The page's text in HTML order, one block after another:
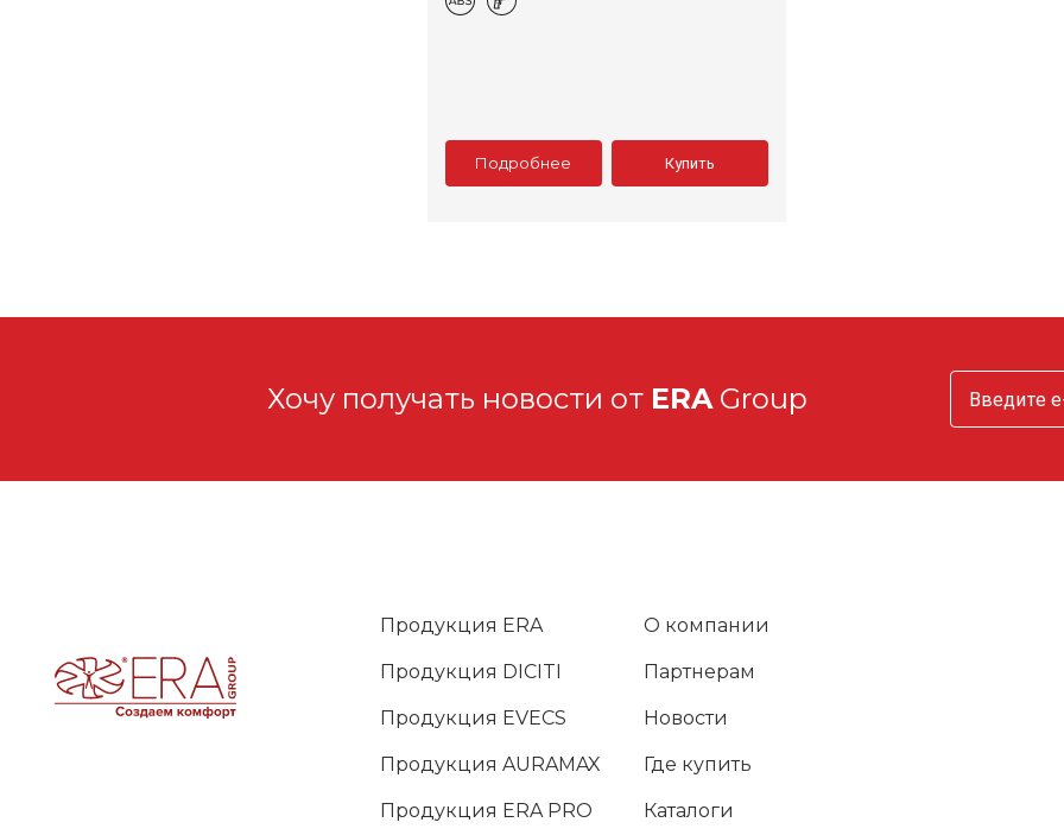
Подробнее Купить
Хочу получать новости от ERAGroup
Продукция ERA
Продукция DICITI
Продукция EVECS
Продукция AURAMAX
Продукция ERA PRO
О компании
Партнерам
Новости
Где купить
Каталоги